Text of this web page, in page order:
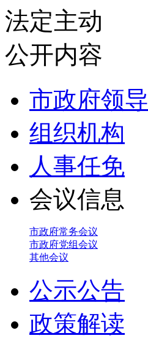
法定主动
公开内容
市政府领导
组织机构
人事任免
会议信息
市政府常务会议
市政府党组会议
其他会议
公示公告
政策解读